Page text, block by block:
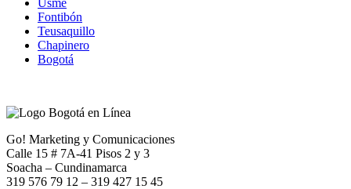
Usme
Fontibón
Teusaquillo
Chapinero
Bogotá
Go! Marketing y Comunicaciones
Calle 15 # 7A-41 Pisos 2 y 3
Soacha – Cundinamarca
319 576 79 12 – 319 427 15 45